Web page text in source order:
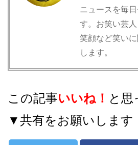
ニュースを毎
す。お笑い芸
笑顔など笑い
します。
この記事いいね！ と思
▼共有をお願いします